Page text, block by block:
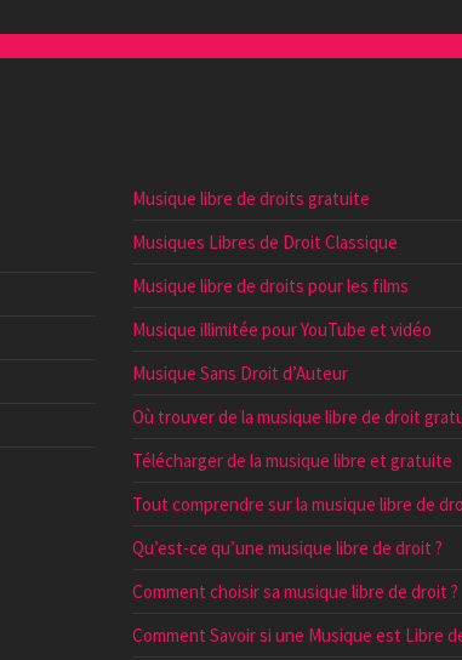
Musique libre de droits gratuite
Musiques Libres de Droit Classique
Musique libre de droits pour les films
Musique illimitée pour YouTube et vidéo
Musique Sans Droit d’Auteur
Où trouver de la musique libre de droit
Télécharger de la musique libre et gratuite
Tout comprendre sur la musique libre de
Qu’est-ce qu’une musique libre de droit ?
Comment choisir sa musique libre de droit ?
Comment Savoir si une Musique est Libre